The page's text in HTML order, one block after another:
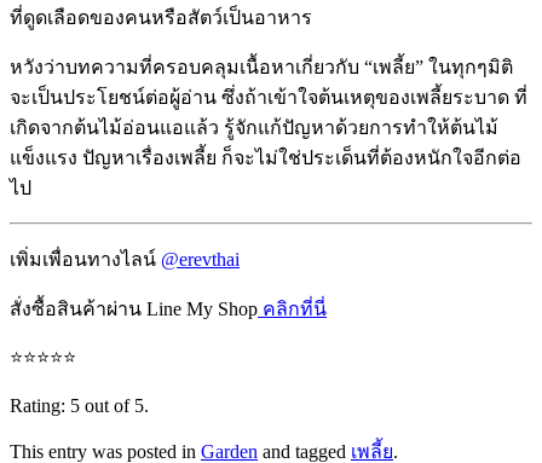
ที่ดูดเลือดของคนหรือสัตว์เป็นอาหาร
หวังว่าบทความที่ครอบคลุมเนื้อหาเกี่ยวกับ “เพลี้ย” ในทุกๆมิติ
จะเป็นประโยชน์ต่อผู้อ่าน ซึ่งถ้าเข้าใจต้นเหตุของเพลี้ยระบาด ที่
เกิดจากต้นไม้อ่อนแอแล้ว รู้จักแก้ปัญหาด้วยการทำให้ต้นไม้
แข็งแรง ปัญหาเรื่องเพลี้ย ก็จะไม่ใช่ประเด็นที่ต้องหนักใจอีกต่อ
ไป
เพิ่มเพื่อนทางไลน์ @erevthai
สั่งซื้อสินค้าผ่าน Line My Shop คลิกที่นี่
⭐⭐⭐⭐⭐
Rating: 5 out of 5.
This entry was posted in Garden and tagged เพลี้ย.